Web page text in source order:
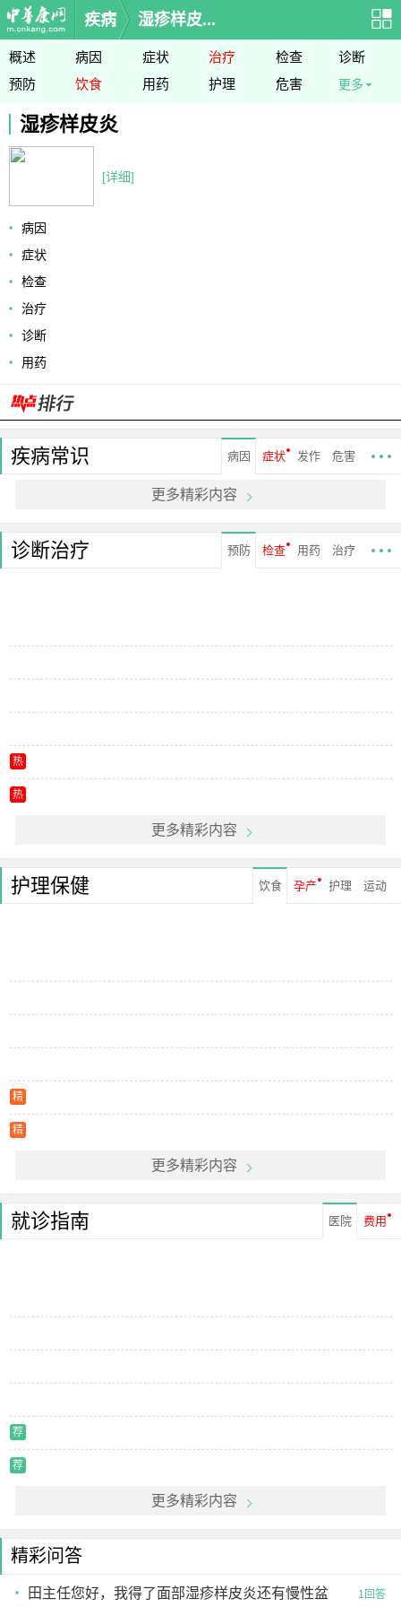
疾病 湿疹样皮...
概述 病因 症状 治疗 检查
诊断
预防
饮食 用药 护理 危害 更多
湿疹样皮炎
[详细]
病因
症状
检查
治疗
诊断
用药
疾病常识 病因 症状 发作 危害
更多精彩内容
诊断治疗 预防 检查 用药 治疗
热
热
更多精彩内容
护理保健 饮食 孕产 护理 运动
精
精
更多精彩内容
就诊指南 医院 费用
荐
荐
更多精彩内容
精彩问答
田主任您好，我得了面部湿疹样皮炎还有慢性盆 1回答